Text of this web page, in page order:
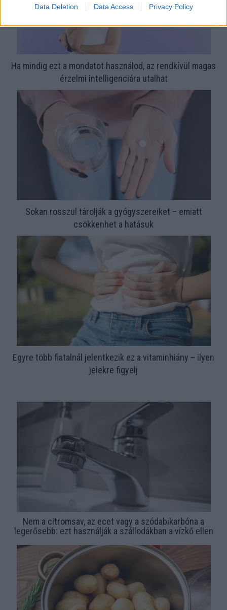
Data Deletion Data Access Privacy Policy
Ha mindig ezt a mondatot használod, az rendkívül magas
érzelmi intelligenciára utalhat
Sokan rosszul tárolják a gyógyszereiket – emiatt
csökkenhet a hatásuk
Egyre több fiatalnál jelentkezik ez a vitaminhiány – ilyen
jelekre figyelj
Nem a citromsav, az ecet vagy a szódabikarbóna a
legerősebb: ezt használják a szállodákban a vízkő ellen